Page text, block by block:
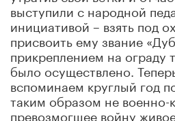
выступили с народной
инициативой – взять под
присвоить ему звание
прикреплением на ограду
было осуществлено.
вспоминаем круглый год
таким образом не военно-
превозмогшее войну